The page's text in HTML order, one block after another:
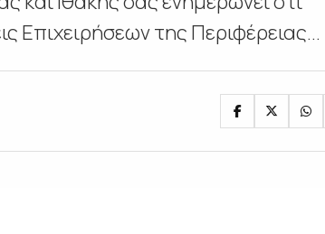
Επιχειρήσεων της Περιφέρειας...